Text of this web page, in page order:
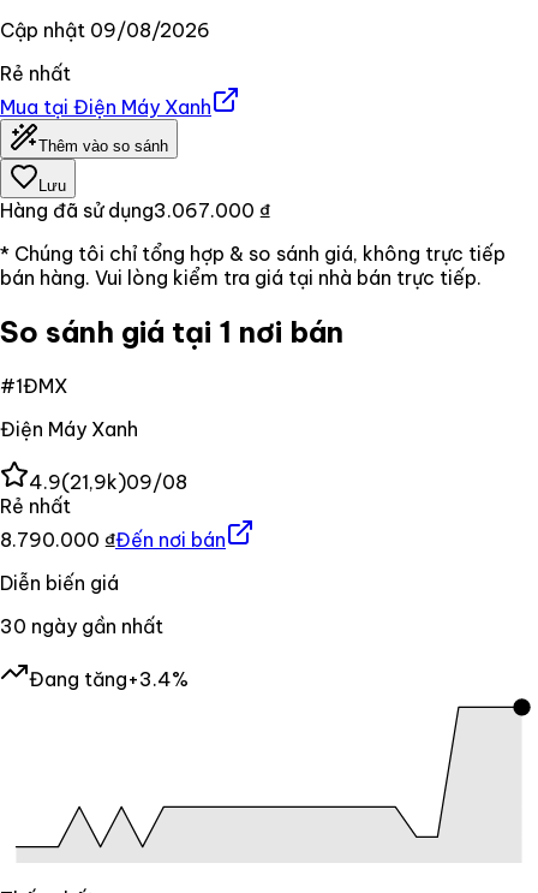
Cập nhật 09/08/2026
Rẻ nhất
Mua tại Điện Máy Xanh
Thêm vào so sánh
Lưu
Hàng đã sử dụng3.067.000 ₫
* Chúng tôi chỉ tổng hợp & so sánh giá, không trực tiếp
bán hàng. Vui lòng kiểm tra giá tại nhà bán trực tiếp.
So sánh giá tại 1 nơi bán
#1ĐMX
Điện Máy Xanh
4.9(21,9k)09/08
Rẻ nhất
8.790.000 ₫Đến nơi bán
Diễn biến giá
30 ngày gần nhất
Đang tăng+3.4%